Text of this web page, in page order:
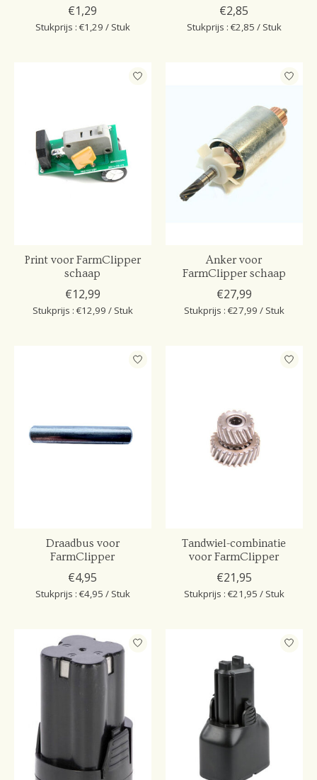
€1,29
Stukprijs : €1,29 / Stuk
€2,85
Stukprijs : €2,85 / Stuk
Print voor FarmClipper
schaap
€12,99
Stukprijs : €12,99 / Stuk
Anker voor
FarmClipper schaap
€27,99
Stukprijs : €27,99 / Stuk
Draadbus voor
FarmClipper
€4,95
Stukprijs : €4,95 / Stuk
Tandwiel-combinatie
voor FarmClipper
€21,95
Stukprijs : €21,95 / Stuk